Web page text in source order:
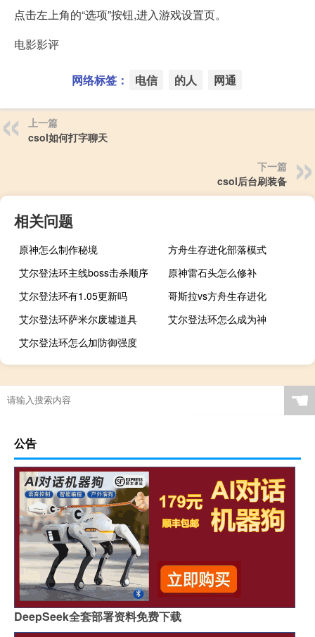
点击左上角的“选项”按钮,进入游戏设置页。
电影影评
网络标签： 电信 的人 网通
上一篇
csol如何打字聊天
下一篇
csol后台刷装备
相关问题
原神怎么制作秘境
方舟生存进化部落模式
艾尔登法环主线boss击杀顺序
原神雷石头怎么修补
艾尔登法环有1.05更新吗
哥斯拉vs方舟生存进化
艾尔登法环萨米尔废墟道具
艾尔登法环怎么成为神
艾尔登法环怎么加防御强度
☚
公告
DeepSeek全套部署资料免费下载